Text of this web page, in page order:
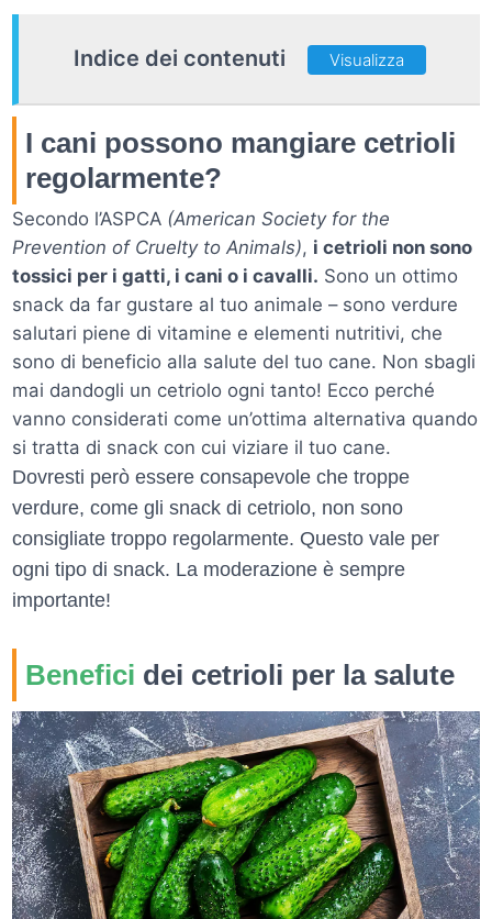
Indice dei contenuti Visualizza
I cani possono mangiare cetrioli
regolarmente?
Secondo l’ASPCA (American Society for the
Prevention of Cruelty to Animals), i cetrioli non sono
tossici per i gatti, i cani o i cavalli. Sono un ottimo
snack da far gustare al tuo animale – sono verdure
salutari piene di vitamine e elementi nutritivi, che
sono di beneficio alla salute del tuo cane. Non sbagli
mai dandogli un cetriolo ogni tanto! Ecco perché
vanno considerati come un’ottima alternativa quando
si tratta di snack con cui viziare il tuo cane.
Dovresti però essere consapevole che troppe
verdure, come gli snack di cetriolo, non sono
consigliate troppo regolarmente. Questo vale per
ogni tipo di snack. La moderazione è sempre
importante!
Benefici dei cetrioli per la salute